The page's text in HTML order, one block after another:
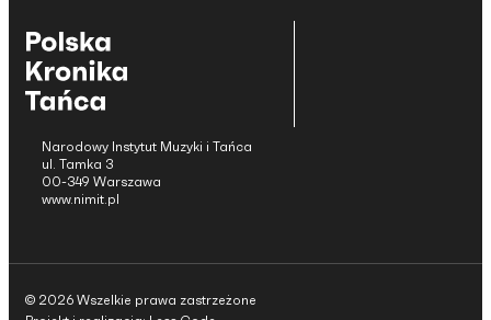
Narodowy Instytut Muzyki i Tańca
ul. Tamka 3
00-349 Warszawa
www.nimit.pl
© 2026 Wszelkie prawa zastrzeżone